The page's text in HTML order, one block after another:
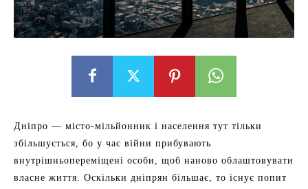
Дніпро — місто-мільйонник і населення тут тільки
збільшується, бо у час війни прибувають
внутрішньопереміщені особи, щоб наново облаштовувати
власне життя. Оскільки дніпрян більшає, то існує попит